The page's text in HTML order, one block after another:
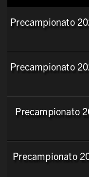
Precampionato
Precampionato
Precampionato
Precampionato